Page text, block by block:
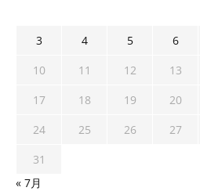
3
4 5 6
10
11 12 13
17
18 19 20
24
25 26 27
31
« 7月